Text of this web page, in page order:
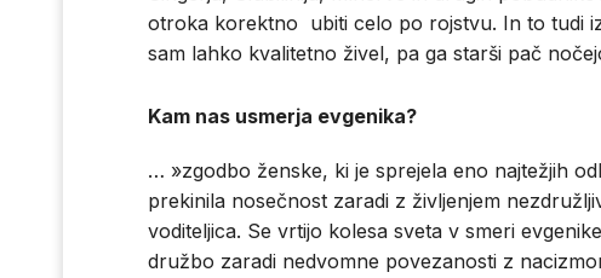
otroka korektno ubiti celo po rojstvu. In to tudi
sam lahko kvalitetno živel, pa ga starši pač
Kam nas usmerja evgenika?
… »zgodbo ženske, ki je sprejela eno najtežjih
prekinila nosečnost zaradi z življenjem
voditeljica. Se vrtijo kolesa sveta v smeri
družbo zaradi nedvomne povezanosti z